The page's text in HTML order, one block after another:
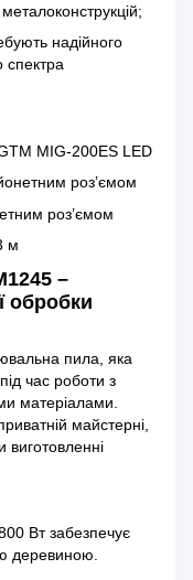
надійного
спектра
MIG-200ES LED
роз’ємом
роз’ємом
м
–
обробки
пила, яка
час роботи з
матеріалами.
майстерні,
Вт забезпечує
деревиною.